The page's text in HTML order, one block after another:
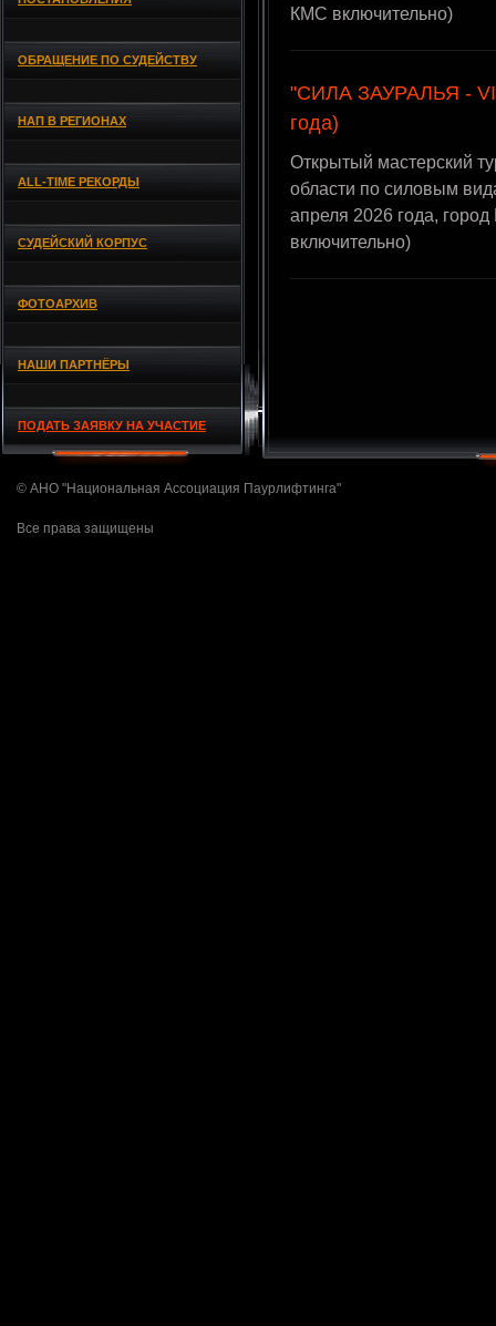
ОБРАЩЕНИЕ ПО СУДЕЙСТВУ
НАП В РЕГИОНАХ
ALL-TIME РЕКОРДЫ
СУДЕЙСКИЙ КОРПУС
ФОТОАРХИВ
НАШИ ПАРТНЁРЫ
ПОДАТЬ ЗАЯВКУ НА УЧАСТИЕ
КМС включительно)
"СИЛА ЗАУРАЛЬЯ - VI"
года)
Открытый мастерский
области по силовым
апреля 2026 года,
включительно)
© АНО "Национальная Ассоциация Паурлифтинга"
Все права защищены